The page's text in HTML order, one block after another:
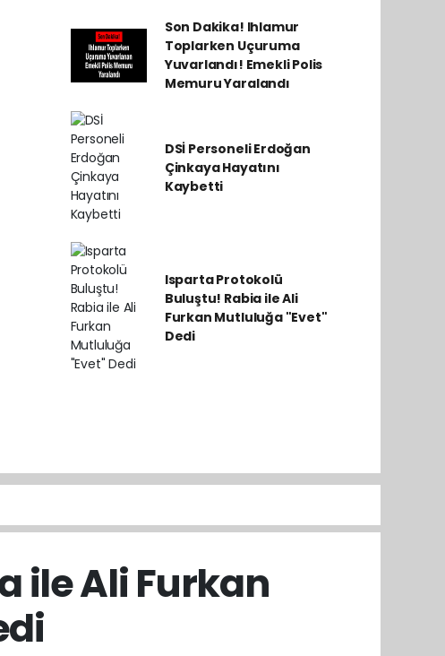
Son Dakika! Ihlamur
Toplarken Uçuruma
Yuvarlandı! Emekli Polis
Memuru Yaralandı
DSİ Personeli Erdoğan
Çinkaya Hayatını
Kaybetti
Isparta Protokolü
Buluştu! Rabia ile Ali
Furkan Mutluluğa "Evet"
Dedi
ile Ali Furkan